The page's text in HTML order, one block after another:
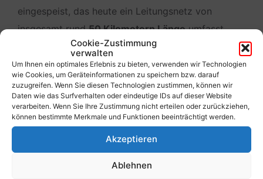
Cookie-Zustimmung
verwalten
Um Ihnen ein optimales Erlebnis zu bieten, verwenden wir Technologien
wie Cookies, um Geräteinformationen zu speichern bzw. darauf
zuzugreifen. Wenn Sie diesen Technologien zustimmen, können wir
Daten wie das Surfverhalten oder eindeutige IDs auf dieser Website
verarbeiten. Wenn Sie Ihre Zustimmung nicht erteilen oder zurückziehen,
können bestimmte Merkmale und Funktionen beeinträchtigt werden.
Akzeptieren
Ablehnen
eingespeist, das heute ein Leitungsnetz von
insgesamt rund50 Kilometern Längeumfasst.
Das Verteilungssystem: Drei Etappen für
Maria Rain
Da unsere Gemeinde topografisch sehr
unterschiedlich gelegen ist, wird das Wasser über
drei zentrale Hochbehälter verteilt: